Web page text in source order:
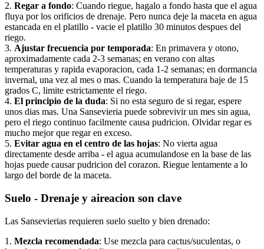
2. Regar a fondo: Cuando riegue, hagalo a fondo hasta que el agua
fluya por los orificios de drenaje. Pero nunca deje la maceta en agua
estancada en el platillo - vacie el platillo 30 minutos despues del
riego.
3. Ajustar frecuencia por temporada: En primavera y otono,
aproximadamente cada 2-3 semanas; en verano con altas
temperaturas y rapida evaporacion, cada 1-2 semanas; en dormancia
invernal, una vez al mes o mas. Cuando la temperatura baje de 15
grados C, limite estrictamente el riego.
4. El principio de la duda: Si no esta seguro de si regar, espere
unos dias mas. Una Sansevieria puede sobrevivir un mes sin agua,
pero el riego continuo facilmente causa pudricion. Olvidar regar es
mucho mejor que regar en exceso.
5. Evitar agua en el centro de las hojas: No vierta agua
directamente desde arriba - el agua acumulandose en la base de las
hojas puede causar pudricion del corazon. Riegue lentamente a lo
largo del borde de la maceta.
Suelo - Drenaje y aireacion son clave
Las Sansevierias requieren suelo suelto y bien drenado:
1. Mezcla recomendada: Use mezcla para cactus/suculentas, o